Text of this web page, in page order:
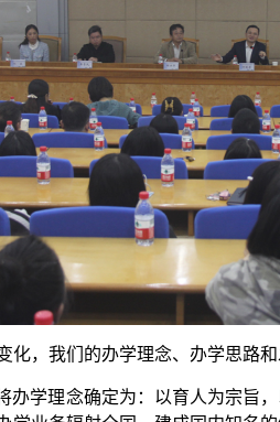
，我们的办学理念、办学思路
办学理念确定为：以育人为宗旨